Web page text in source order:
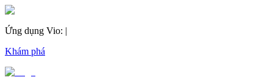
Ứng dụng Vio: |
Khám phá